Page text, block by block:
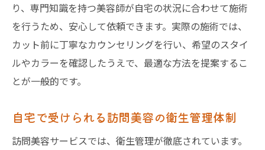
り、専門知識を持つ美容師が自宅の状況に合わせて施術
を行うため、安心して依頼できます。実際の施術では、
カット前に丁寧なカウンセリングを行い、希望のスタイ
ルやカラーを確認したうえで、最適な方法を提案するこ
とが一般的です。
自宅で受けられる訪問美容の衛生管理体制
訪問美容サービスでは、衛生管理が徹底されています。